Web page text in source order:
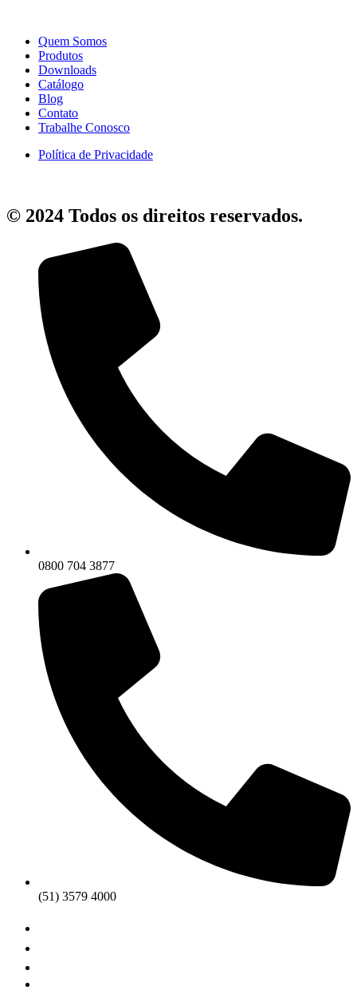
Quem Somos
Produtos
Downloads
Catálogo
Blog
Contato
Trabalhe Conosco
Política de Privacidade
© 2024 Todos os direitos reservados.
0800 704 3877
(51) 3579 4000